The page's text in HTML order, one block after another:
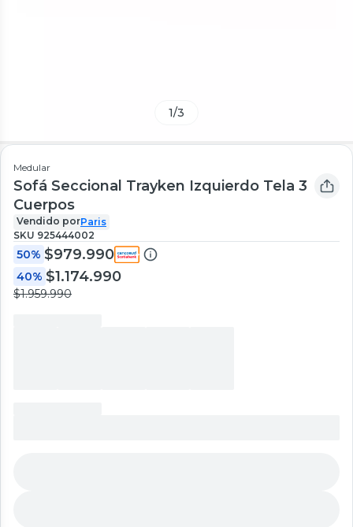
1/3
Medular
Sofá Seccional Trayken Izquierdo Tela 3
Cuerpos
Vendido porParis
SKU 925444002
50% $979.990
40% $1.174.990
$1.959.990